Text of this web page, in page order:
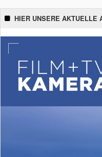
HIER UNSERE AKTUELLE